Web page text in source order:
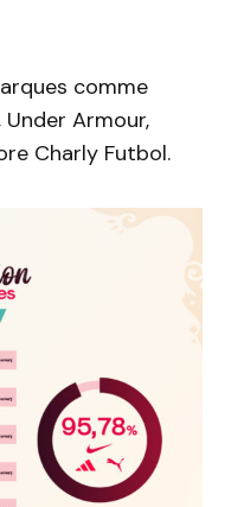
comme
Under Armour,
Charly Futbol.